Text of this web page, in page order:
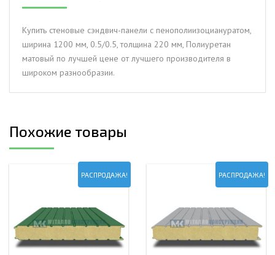
1200
0.5/0.5,
толщина
220
Полиуретан
Купить стеновые сэндвич-панели с пенополиизоциануратом,
ширина 1200 мм, 0.5/0.5, толщина 220 мм, Полиуретан
матовый по лучшей цене от лучшего производителя в
широком разнообразии.
Похожие товары
РАСПРОДАЖА! РАСПРОДАЖА!